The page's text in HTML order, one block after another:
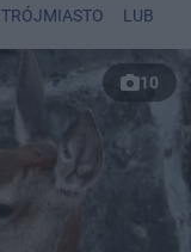
TRÓJMIASTO LUBLIN
10